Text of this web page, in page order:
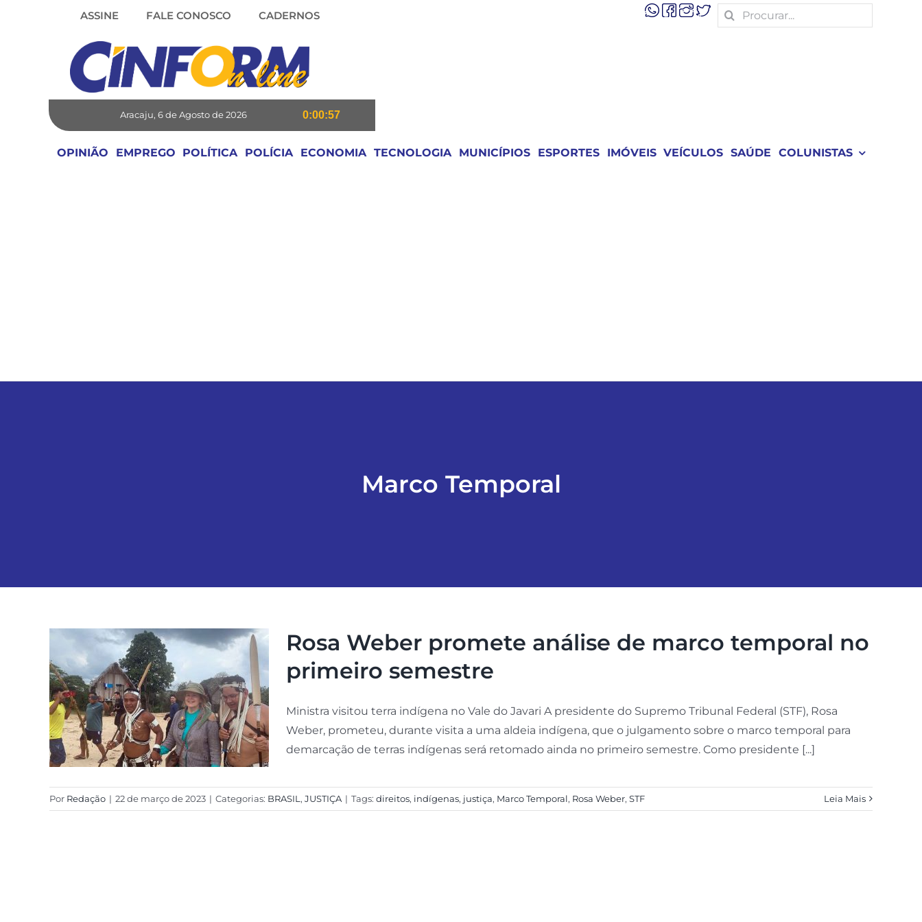
ASSINE FALE CONOSCO CADERNOS
Search
for:
Aracaju, 6 de Agosto de 2026 0:00:57
OPINIÃO EMPREGO POLÍTICA POLÍCIA ECONOMIA TECNOLOGIA MUNICÍPIOS ESPORTES IMÓVEIS VEÍCULOS SAÚDE COLUNISTAS
Marco Temporal
Rosa Weber promete análise de marco temporal no
primeiro semestre
Ministra visitou terra indígena no Vale do Javari A presidente do Supremo Tribunal Federal (STF), Rosa
Weber, prometeu, durante visita a uma aldeia indígena, que o julgamento sobre o marco temporal para
demarcação de terras indígenas será retomado ainda no primeiro semestre. Como presidente [...]
Por Redação | 22 de março de 2023 | Categorias: BRASIL , JUSTIÇA | Tags: direitos, indígenas, justiça, Marco Temporal, Rosa Weber, STF Leia Mais